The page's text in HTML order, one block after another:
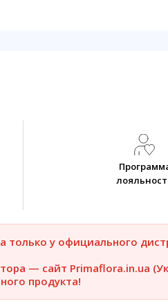
только у официального
— сайт Primaflora.in.ua
продукта!